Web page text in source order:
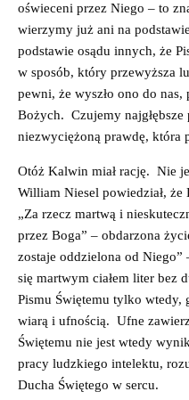
oświeceni przez Niego – to
wierzymy już ani na
podstawie osądu innych, że
w sposób, który przewyższa
pewni, że wyszło ono do nas,
Bożych. Czujemy
niezwyciężoną prawdę, która
Otóż Kalwin miał rację. Nie
William Niesel powiedział,
„Za rzecz martwą i
przez Boga” – obdarzona
zostaje oddzielona od Niego”
się martwym ciałem liter bez
Pismu Świętemu tylko wtedy,
wiarą i ufnością. Ufne
Świętemu nie jest wtedy
pracy ludzkiego intelektu,
Ducha Świętego w sercu.